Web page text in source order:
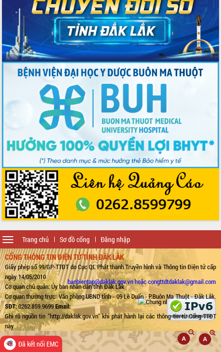
Trang chủ Sơ đồ cổng Đăng nhập
Toggle
navigation
CỔNG THÔNG TIN ĐIỆN TỬ TỈNH ĐẮK LẮK
Giấy phép số 99/GP-TTĐT do Cục QL Phát thanh Truyền hình và Thông tin Điện tử cấp
ngày 14/05/2010
Cơ quan chủ quản: Ủy ban nhân dân tỉnh Đắk Lắk
Cơ quan thường trực: Văn phòng UBND tỉnh - 09 Lê Duẩn - P.Buôn Ma Thuột - Đắk Lắk.
SĐT:0262.859.9699Email:
banbientap@daklak.gov.vn hoặc congttdtdaklak@gmail.com
Ghi rõ nguồn tin "http://daklak.gov.vn" khi phát hành lại các thông tin từ Cổng TTĐT
này
Đã kết nối EMC